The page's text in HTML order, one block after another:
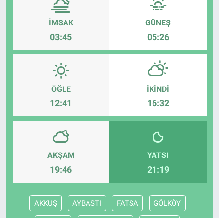
İMSAK
03:45
GÜNEŞ
05:26
ÖĞLE
12:41
İKINDI
16:32
AKŞAM
19:46
YATSI
21:19
AKKUŞ AYBASTI FATSA GÖLKÖY